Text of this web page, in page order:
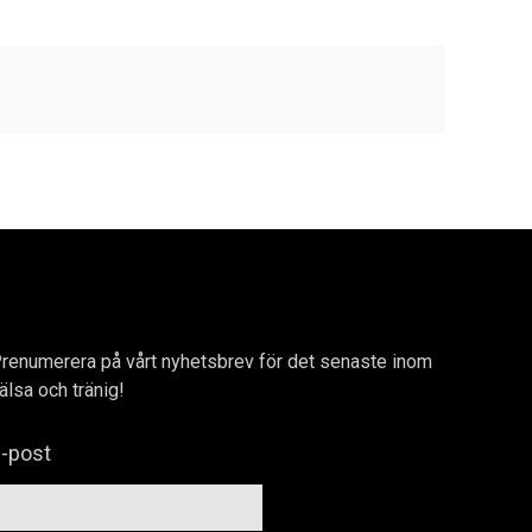
på vårt nyhetsbrev för det senaste inom
och tränig!
post